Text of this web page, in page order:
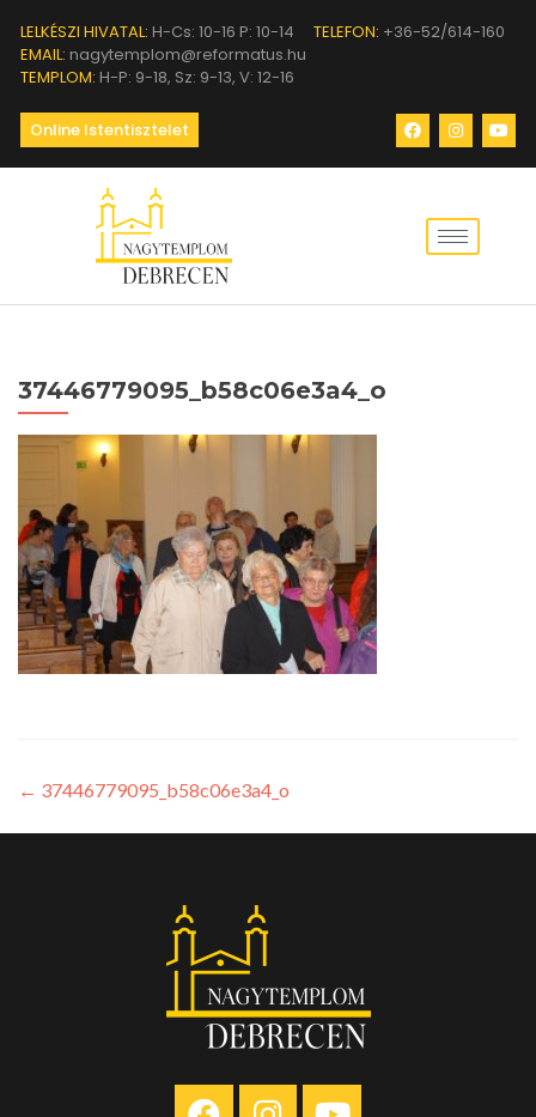
LELKÉSZI HIVATAL: H-Cs: 10-16 P: 10-14 TELEFON: +36-52/614-160
EMAIL: nagytemplom@reformatus.hu
TEMPLOM: H-P: 9-18, Sz: 9-13, V: 12-16
Online Istentisztelet
37446779095_b58c06e3a4_o
← 37446779095_b58c06e3a4_o